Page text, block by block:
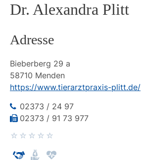
Dr. Alexandra Plitt
Adresse
Bieberberg 29 a
58710 Menden
https://www.tierarztpraxis-plitt.de/
02373 / 24 97
02373 / 91 73 977